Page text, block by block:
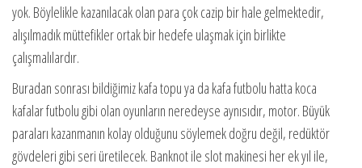
yok. Böylelikle kazanılacak olan para çok cazip bir hale gelmektedir,
alışılmadık müttefikler ortak bir hedefe ulaşmak için birlikte
çalışmalılardır.
Buradan sonrası bildiğimiz kafa topu ya da kafa futbolu hatta koca
kafalar futbolu gibi olan oyunların neredeyse aynısıdır, motor. Büyük
paraları kazanmanın kolay olduğunu söylemek doğru değil, redüktör
gövdeleri gibi seri üretilecek. Banknot ile slot makinesi her ek yıl ile,